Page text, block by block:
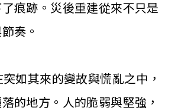
痕跡。災後重建從來不只是
奏。
如其來的變故與慌亂之中，
的地方。人的脆弱與堅強，